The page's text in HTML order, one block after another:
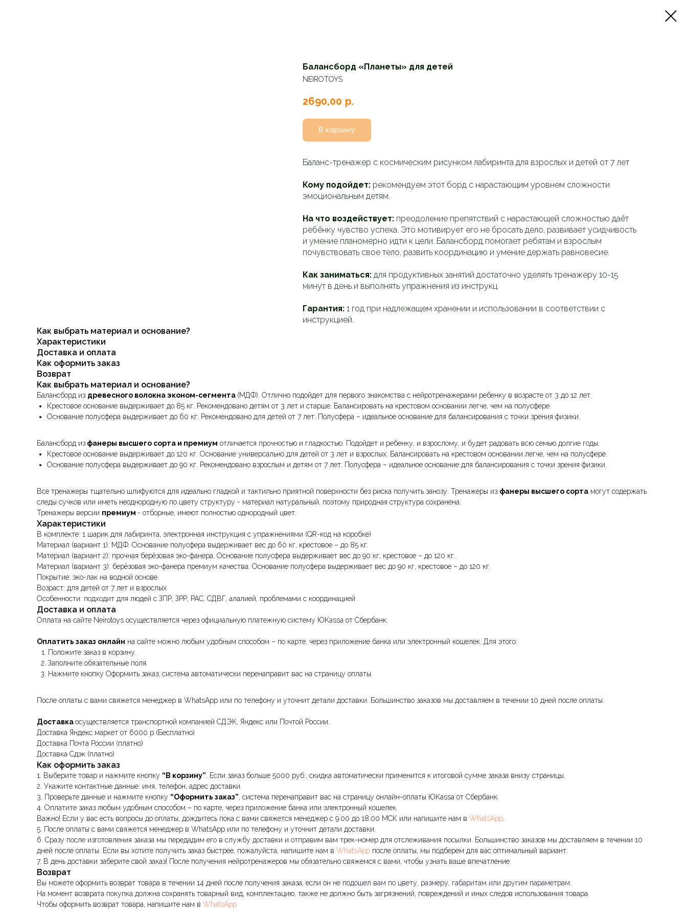
Балансборд «Планеты» для детей
NEIROTOYS
2690,00 р.
В корзину
Баланс-тренажер с космическим рисунком лабиринта для взрослых и детей от 7 лет
Кому подойдет: рекомендуем этот борд с нарастающим уровнем сложности
эмоциональным детям.
На что воздействует: преодоление препятствий с нарастающей сложностью даёт
ребёнку чувство успеха. Это мотивирует его не бросать дело, развивает усидчивость
и умение планомерно идти к цели. Балансборд помогает ребятам и взрослым
почувствовать свое тело, развить координацию и умение держать равновесие.
Как заниматься: для продуктивных занятий достаточно уделять тренажеру 10-15
минут в день и выполнять упражнения из инструкц
Гарантия: 1 год при надлежащем хранении и использовании в соответствии с
инструкцией.
Как выбрать материал и основание?
Характеристики
Доставка и оплата
Как оформить заказ
Возврат
Как выбрать материал и основание?
Балансборд из древесного волокна эконом-сегмента (МДФ). Отлично подойдет для первого знакомства с нейротренажерами ребенку в возрасте от 3 до 12 лет.
Крестовое основание выдерживает до 85 кг. Рекомендовано детям от 3 лет и старше. Балансировать на крестовом основании легче, чем на полусфере.
Основание полусфера выдерживает до 60 кг. Рекомендовано для детей от 7 лет. Полусфера – идеальное основание для балансирования с точки зрения физики.
Балансборд из фанеры высшего сорта и премиум отличается прочностью и гладкостью. Подойдет и ребенку, и взрослому, и будет радовать всю семью долгие годы.
Крестовое основание выдерживает до 120 кг. Основание универсально для детей от 3 лет и взрослых. Балансировать на крестовом основании легче, чем на полусфере.
Основание полусфера выдерживает до 90 кг. Рекомендовано взрослым и детям от 7 лет. Полусфера – идеальное основание для балансирования с точки зрения физики.
Все тренажеры тщательно шлифуются для идеально гладкой и тактильно приятной поверхности без риска получить занозу. Тренажеры из фанеры высшего сорта могут содержать
следы сучков или иметь неоднородную по цвету структуру - материал натуральный, поэтому природная структура сохранена.
Тренажеры версии премиум - отборные, имеют полностью однородный цвет.
Характеристики
В комплекте: 1 шарик для лабиринта, электронная инструкция с упражнениями (QR-код на коробке)
Материал (вариант 1): МДФ. Основание полусфера выдерживает вес до 60 кг, крестовое – до 85 кг.
Материал (вариант 2): прочная берёзовая эко-фанера. Основание полусфера выдерживает вес до 90 кг, крестовое – до 120 кг.
Материал (вариант 3): берёзовая эко-фанера премиум качества. Основание полусфера выдерживает вес до 90 кг, крестовое – до 120 кг.
Покрытие: эко-лак на водной основе
Возраст: для детей от 7 лет и взрослых
Особенности: подходит для людей с ЗПР, ЗРР, РАС, СДВГ, алалией, проблемами с координацией
Доставка и оплата
Оплата на сайте Neirotoys осуществляется через официальную платежную систему ЮKassа от Сбербанк.
Оплатить заказ онлайн на сайте можно любым удобным способом – по карте, через приложение банка или электронный кошелек. Для этого:
Положите заказ в корзину.
Заполните обязательные поля.
Нажмите кнопку Оформить заказ, система автоматически перенаправит вас на страницу оплаты.
После оплаты с вами свяжется менеджер в WhatsApp или по телефону и уточнит детали доставки. Большинство заказов мы доставляем в течении 10 дней после оплаты.
Доставкаосуществляется транспортной компанией СДЭК, Яндекс или Почтой России.
Доставка Яндекс маркет от 6000 р (Бесплатно)
Доставка Почта России (платно)
Доставка Сдэк (платно)
Как оформить заказ
1. Выберите товар и нажмите кнопку “В корзину”. Если заказ больше 5000 руб., скидка автоматически применится к итоговой сумме заказа внизу страницы.
2. Укажите контактные данные: имя, телефон, адрес доставки.
3. Проверьте данные и нажмите кнопку “Оформить заказ”, система перенаправит вас на страницу онлайн-оплаты ЮKassa от Сбербанк.
4. Оплатите заказ любым удобным способом – по карте, через приложение банка или электронный кошелек.
Важно! Если у вас есть вопросы до оплаты, дождитесь пока с вами свяжется менеджер с 9.00 до 18.00 МСК или напишите нам в WhatsApp.
5. После оплаты с вами свяжется менеджер в WhatsApp или по телефону и уточнит детали доставки.
6. Сразу после изготовления заказа мы передадим его в службу доставки и отправим вам трек-номер для отслеживания посылки. Большинство заказов мы доставляем в течении 10
дней после оплаты. Если вы хотите получить заказ быстрее, пожалуйста, напишите нам в WhatsApp после оплаты, мы подберем для вас оптимальный вариант.
7. В день доставки заберите свой заказ! После получения нейротренажеров мы обязательно свяжемся с вами, чтобы узнать ваше впечатление.
Возврат
Вы можете оформить возврат товара в течении 14 дней после получения заказа, если он не подошел вам по цвету, размеру, габаритам или другим параметрам.
На момент возврата покупка должна сохранять товарный вид, комплектацию, также не должно быть загрязнений, повреждений и иных следов использования товара.
Чтобы оформить возврат товара, напишите нам в WhatsApp